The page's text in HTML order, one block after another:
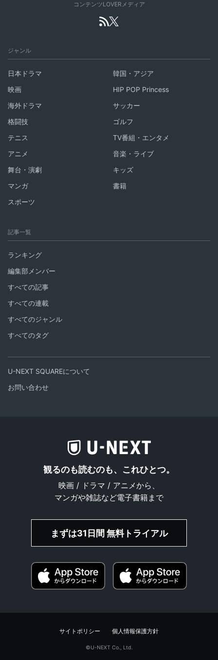
コンテンツLOVERメディア
ジャンル
日本ドラマ
韓国・アジア
映画
HIP POP Princess
海外ドラマ
サッカー
格闘技
ゴルフ
テニス
TV番組・エンタメ
アニメ
音楽・ライブ
舞台・演劇
キッズ
マンガ
書籍
スポーツ
記事一覧
ランキング
編集部メンバー
すべての記事
すべての連載
すべてのジャンル
すべてのタグ
U-NEXT SQUAREについて
お問い合わせ
観るのも読むのも、これひとつ。
映画 / ドラマ / アニメから、
マンガや雑誌など電子書籍まで
まずは31日間 無料トライアル
サイトポリシー 個人情報保護方針
©︎U-NEXT Co., Ltd.